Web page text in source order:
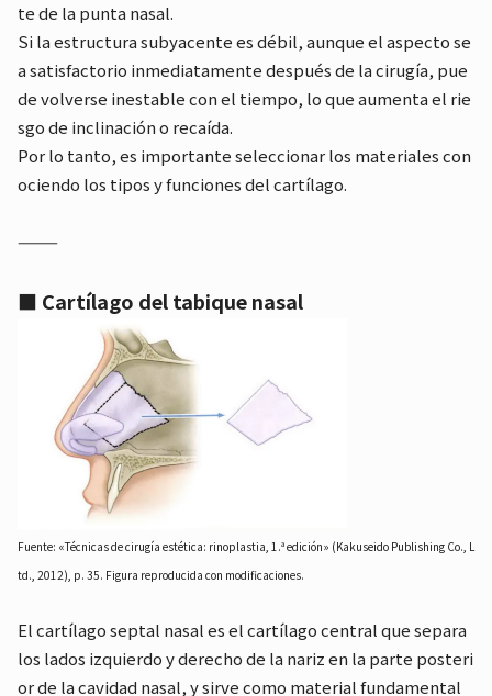
te de la punta nasal.
Si la estructura subyacente es débil, aunque el aspecto se
a satisfactorio inmediatamente después de la cirugía, pue
de volverse inestable con el tiempo, lo que aumenta el rie
sgo de inclinación o recaída.
Por lo tanto, es importante seleccionar los materiales con
ociendo los tipos y funciones del cartílago.
⸻
■ Cartílago del tabique nasal
Fuente: «Técnicas de cirugía estética: rinoplastia, 1.ª edición» (Kakuseido Publishing Co., L
td., 2012), p. 35. Figura reproducida con modificaciones.
El cartílago septal nasal es el cartílago central que separa
los lados izquierdo y derecho de la nariz en la parte posteri
or de la cavidad nasal, y sirve como material fundamental